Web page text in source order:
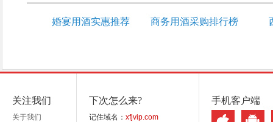
婚宴用酒实惠推荐 商务用酒采购排行榜
关注我们
关于我们
下次怎么来?
记住域名： xfjvip.com
手机客户端